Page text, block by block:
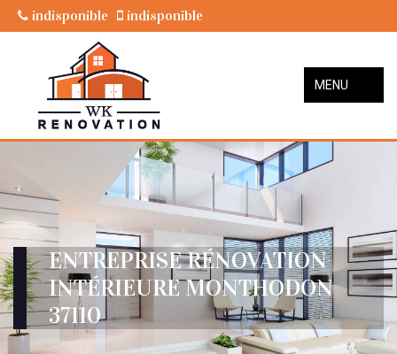
indisponible indisponible
MENU
ENTREPRISE RÉNOVATION
INTÉRIEURE MONTHODON
37110